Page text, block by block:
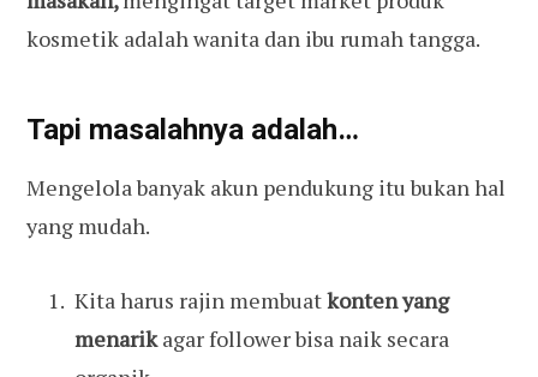
kosmetik adalah wanita dan ibu rumah tangga.
Tapi masalahnya adalah…
Mengelola banyak akun pendukung itu bukan hal
yang mudah.
Kita harus rajin membuatkonten yang
menarikagar follower bisa naik secara